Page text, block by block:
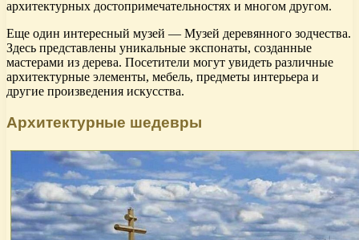
архитектурных достопримечательностях и многом другом.
Еще один интересный музей — Музей деревянного зодчества.
Здесь представлены уникальные экспонаты, созданные
мастерами из дерева. Посетители могут увидеть различные
архитектурные элементы, мебель, предметы интерьера и
другие произведения искусства.
Архитектурные шедевры